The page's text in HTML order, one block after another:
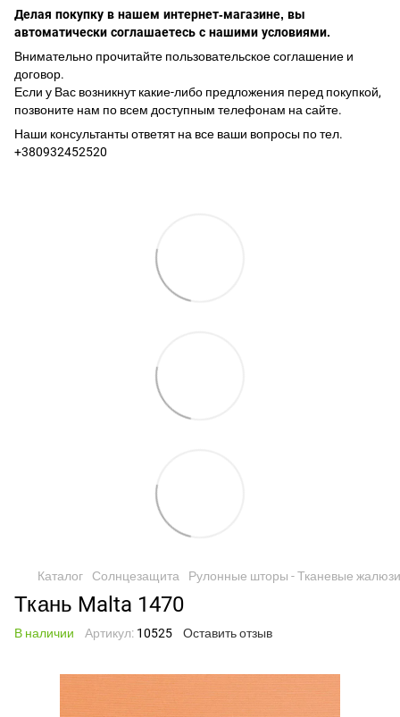
Делая покупку в нашем интернет-магазине, вы
автоматически соглашаетесь с нашими условиями.
Внимательно прочитайте пользовательское соглашение и
договор.
Если у Вас возникнут какие-либо предложения перед покупкой,
позвоните нам по всем доступным телефонам на сайте.
Наши консультанты ответят на все ваши вопросы по тел.
+380932452520
Каталог Солнцезащита Рулонные шторы - Тканевые жалюзи
Ткань Malta 1470
В наличии Артикул: 10525 Оставить отзыв